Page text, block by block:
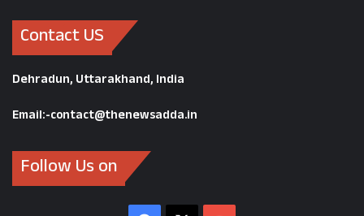
Contact US
Dehradun, Uttarakhand, India
Email:-contact@thenewsadda.in
Follow Us on